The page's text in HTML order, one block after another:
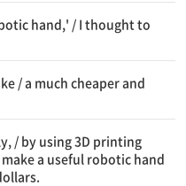
hand,' / I thought to
/ a much cheaper and
/ by using 3D printing
a useful robotic hand